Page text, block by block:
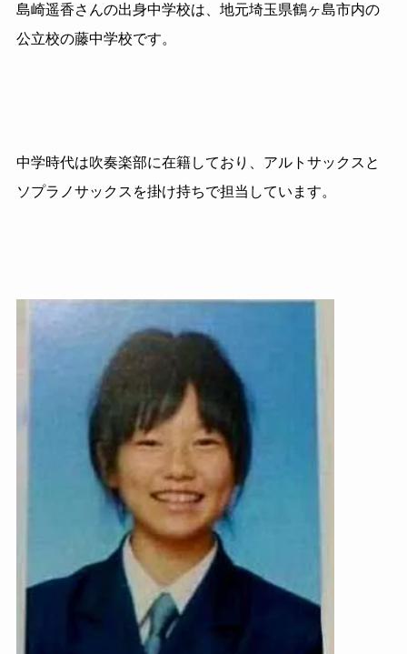
島崎遥香さんの出身中学校は、地元埼玉県鶴ヶ島市内の
公立校の藤中学校です。
中学時代は吹奏楽部に在籍しており、アルトサックスと
ソプラノサックスを掛け持ちで担当しています。